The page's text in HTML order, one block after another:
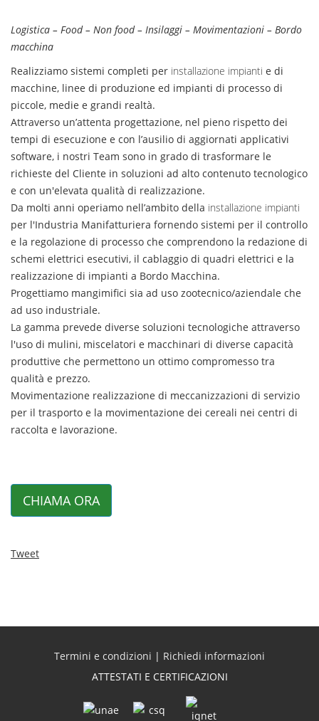
Logistica – Food – Non food – Insilaggi – Movimentazioni – Bordo
macchina
Realizziamo sistemi completi per installazione impianti e di
macchine, linee di produzione ed impianti di processo di
piccole, medie e grandi realtà.
Attraverso un’attenta progettazione, nel pieno rispetto dei
tempi di esecuzione e con l’ausilio di aggiornati applicativi
software, i nostri Team sono in grado di trasformare le
richieste del Cliente in soluzioni ad alto contenuto tecnologico
e con un'elevata qualità di realizzazione.
Da molti anni operiamo nell’ambito della installazione impianti
per l'Industria Manifatturiera fornendo sistemi per il controllo
e la regolazione di processo che comprendono la redazione di
schemi elettrici esecutivi, il cablaggio di quadri elettrici e la
realizzazione di impianti a Bordo Macchina.
Progettiamo mangimifici sia ad uso zootecnico/aziendale che
ad uso industriale.
La gamma prevede diverse soluzioni tecnologiche attraverso
l'uso di mulini, miscelatori e macchinari di diverse capacità
produttive che permettono un ottimo compromesso tra
qualità e prezzo.
Movimentazione realizzazione di meccanizzazioni di servizio
per il trasporto e la movimentazione dei cereali nei centri di
raccolta e lavorazione.
CHIAMA ORA
Tweet
Termini e condizioni | Richiedi informazioni
ATTESTATI E CERTIFICAZIONI